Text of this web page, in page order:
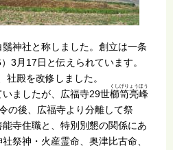
神社と称しました。創立は一条
3月17日と伝えられています。
殿を改修しました。
ましたが、広福寺29世櫛笥亮峰
くしげりょうほう
の後、広福寺より分離して祭
寺住職と、特別別懇の関係にあ
祭神・火産霊命、奥津比古命、